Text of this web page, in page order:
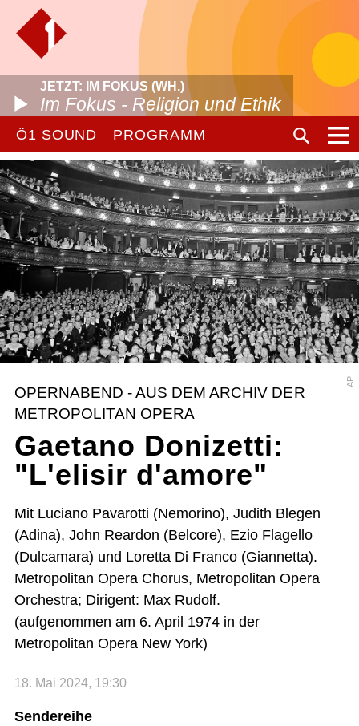
JETZT: IM FOKUS (WH.)
Im Fokus - Religion und Ethik
Ö1 SOUND PROGRAMM
AP
OPERNABEND - AUS DEM ARCHIV DER
METROPOLITAN OPERA
Gaetano Donizetti:
"L'elisir d'amore"
Mit Luciano Pavarotti (Nemorino), Judith Blegen
(Adina), John Reardon (Belcore), Ezio Flagello
(Dulcamara) und Loretta Di Franco (Giannetta).
Metropolitan Opera Chorus, Metropolitan Opera
Orchestra; Dirigent: Max Rudolf.
(aufgenommen am 6. April 1974 in der
Metropolitan Opera New York)
18. Mai 2024, 19:30
Sendereihe